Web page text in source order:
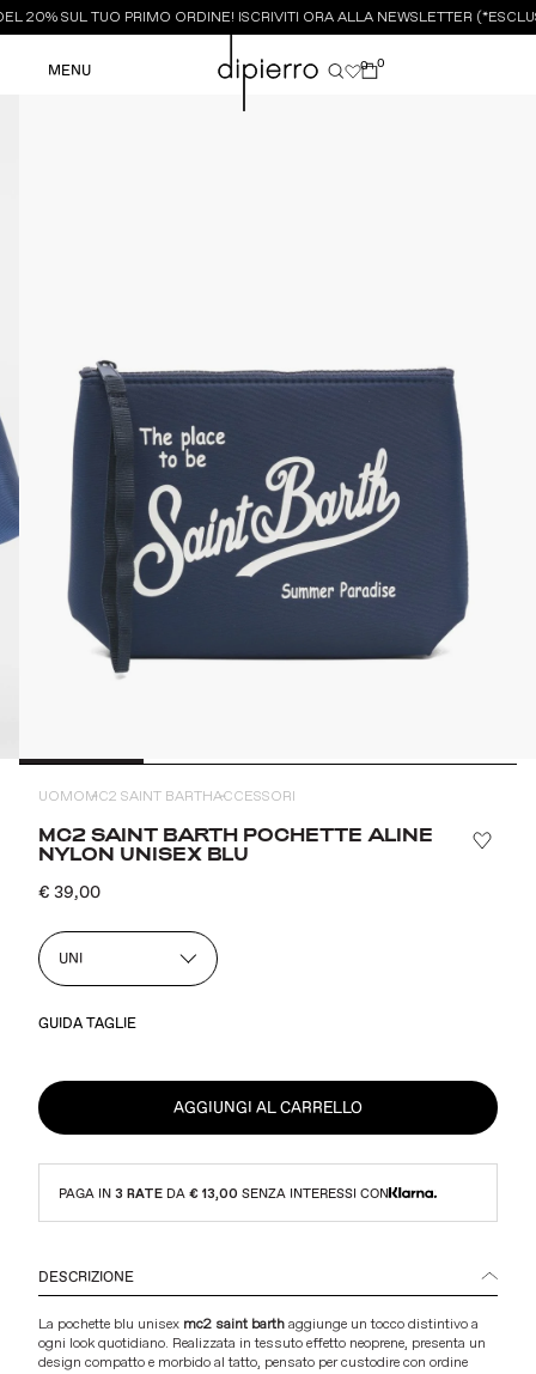
20% SUL TUO PRIMO ORDINE! ISCRIVITI ORA ALLA NEWSLETTER
MENU 0 0
UOMO MC2 SAINT BARTH ACCESSORI
MC2 SAINT BARTH POCHETTE ALINE
NYLON UNISEX BLU
€ 39,00
UNI
GUIDA TAGLIE
AGGIUNGI AL CARRELLO
PAGA IN 3 RATE DA € 13,00 SENZA INTERESSI CON
DESCRIZIONE
La pochette blu unisex mc2 saint barth aggiunge un tocco distintivo a
ogni look quotidiano. Realizzata in tessuto effetto neoprene, presenta un
design compatto e morbido al tatto, pensato per custodire con ordine